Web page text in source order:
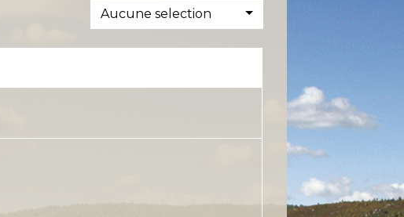
Aucune selection